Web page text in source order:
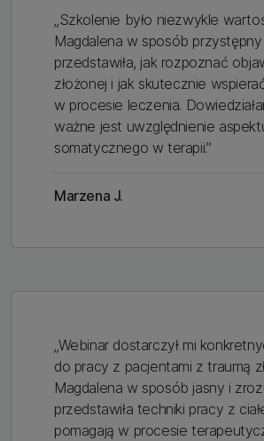
„Szkolenie było niezwykle
Magdalena w sposób przystępny
przedstawiła, jak rozpoznać
złożonej i jak skutecznie
w procesie leczenia.
ważne jest uwzględnienie
somatycznego w terapii.”
Marzena J.
„Webinar dostarczył mi
do pracy z pacjentami z traumą
Magdalena w sposób jasny i
przedstawiła techniki pracy z
pomagają w procesie